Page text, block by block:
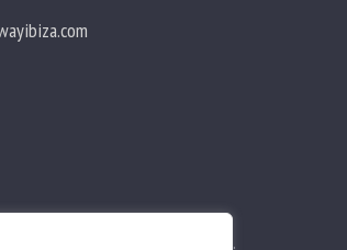
Todos los derechos reservados.